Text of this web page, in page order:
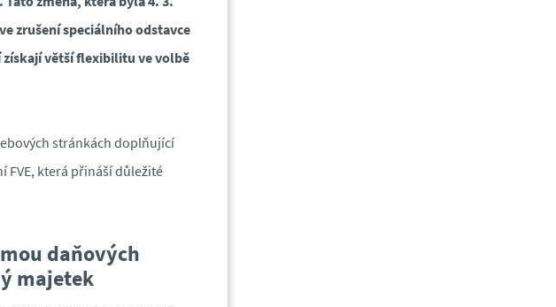
zrušení speciálního odstavce
získají větší flexibilitu ve volbě
stránkách doplňující
FVE, která přináší důležité
daňových
majetek